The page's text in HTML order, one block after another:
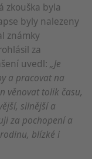
zkouška byla
byly nalezeny
známky
za
uvedl: „Je
a pracovat na
věnovat tolik času,
silnější a
za pochopení a
blízké i